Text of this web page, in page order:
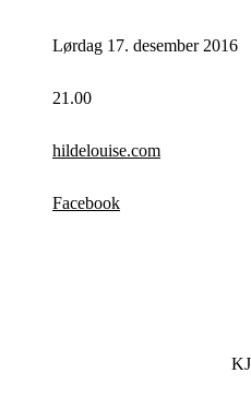
Lørdag 17. desember 2016
21.00
hildelouise.com
Facebook